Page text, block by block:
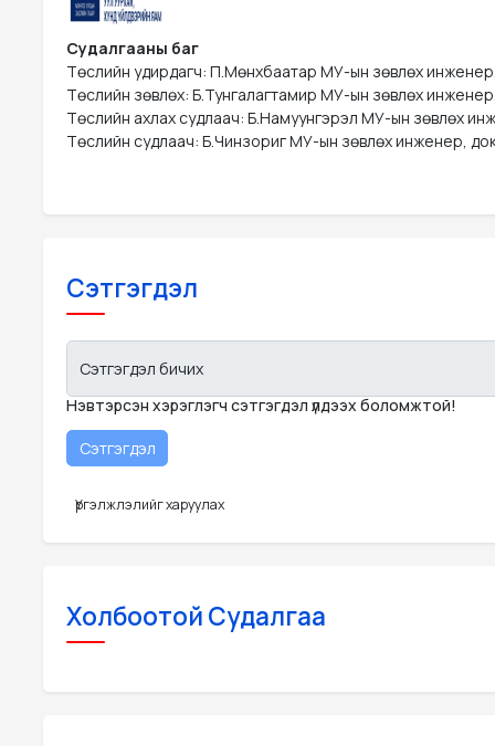
Судалгааны баг
Төслийн удирдагч: П.Мөнхбаатар МУ-ын зөвлөх
Төслийн зөвлөх: Б.Тунгалагтамир МУ-ын зөвлөх
Төслийн ахлах судлаач: Б.Намуунгэрэл МУ-ын зөвлөх
Төслийн судлаач: Б.Чинзориг МУ-ын зөвлөх инженер,
Сэтгэгдэл
Сэтгэгдэл бичих
Нэвтэрсэн хэрэглэгч сэтгэгдэл үлдээх боломжтой!
Үргэлжлэлийг харуулах
Холбоотой Судалгаа